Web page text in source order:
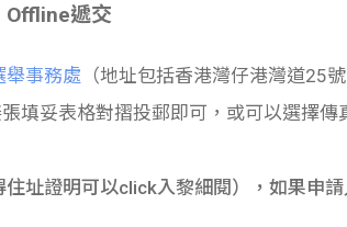
Offline遞交
舉事務處 （地址包括香港灣仔港灣道25
填妥表格對摺投郵即可，或可以選擇傳
址證明可以click入黎細閱），如果申